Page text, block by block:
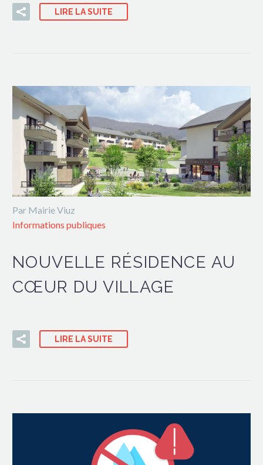
LIRE LA SUITE
Par Mairie Viuz
Informations publiques
NOUVELLE RÉSIDENCE AU
CŒUR DU VILLAGE
LIRE LA SUITE